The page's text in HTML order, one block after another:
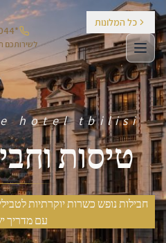
דלג לתוכן עיקרי
כל המלונות
*3044
לשירותכם
hotel tbilisi
טיסות
חבילות נופש כשרות יוקרתיות
עם מדריך